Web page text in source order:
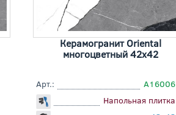
Керамогранит Oriental
многоцветный 42x42
Арт.:
A16006
Напольная плитка